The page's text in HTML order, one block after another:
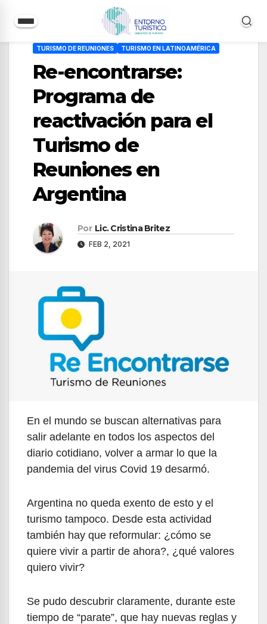
contenido
TURISMO DE REUNIONES TURISMO EN LATINOAMÉRICA
Re-encontrarse:
Programa de
reactivación para el
Turismo de
Reuniones en
Argentina
Por Lic. Cristina Britez
FEB 2, 2021
En el mundo se buscan alternativas para
salir adelante en todos los aspectos del
diario cotidiano, volver a armar lo que la
pandemia del virus Covid 19 desarmó.
Argentina no queda exento de esto y el
turismo tampoco. Desde esta actividad
también hay que reformular: ¿cómo se
quiere vivir a partir de ahora?, ¿qué valores
quiero vivir?
Se pudo descubrir claramente, durante este
tiempo de “parate”, que hay nuevas reglas y